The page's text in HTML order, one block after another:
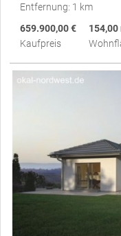
Entfernung: 1 km
659.900,00 €
Kaufpreis
154,00